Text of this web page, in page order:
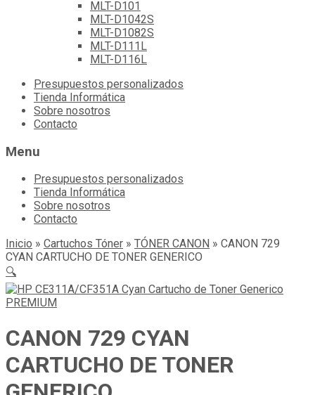
MLT-D101
MLT-D1042S
MLT-D1082S
MLT-D111L
MLT-D116L
Skip
content
Presupuestos personalizados
Tienda Informática
Sobre nosotros
Contacto
Menu
Presupuestos personalizados
Tienda Informática
Sobre nosotros
Contacto
Inicio » Cartuchos Tóner » TÓNER CANON » CANON 729
CYAN CARTUCHO DE TONER GENERICO
🔍
CANON 729 CYAN
CARTUCHO DE TONER